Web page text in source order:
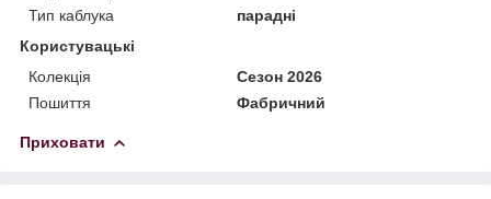
Тип каблука
парадні
Користувацькі
Колекція
Сезон 2026
Пошиття
Фабричний
Приховати